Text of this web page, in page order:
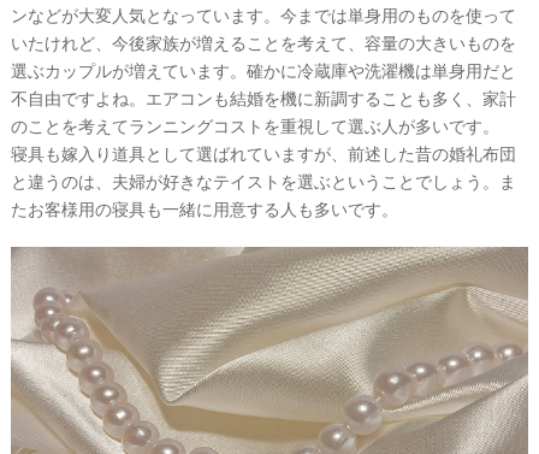
ンなどが大変人気となっています。今までは単身用のものを使って
いたけれど、今後家族が増えることを考えて、容量の大きいものを
選ぶカップルが増えています。確かに冷蔵庫や洗濯機は単身用だと
不自由ですよね。エアコンも結婚を機に新調することも多く、家計
のことを考えてランニングコストを重視して選ぶ人が多いです。
寝具も嫁入り道具として選ばれていますが、前述した昔の婚礼布団
と違うのは、夫婦が好きなテイストを選ぶということでしょう。ま
たお客様用の寝具も一緒に用意する人も多いです。